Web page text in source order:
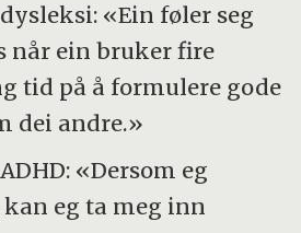
«Ein føler seg
når ein bruker fire
tid på å formulere gode
dei andre.»
«Dersom eg
eg ta meg inn